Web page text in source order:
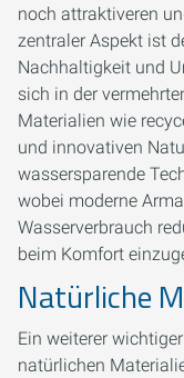
noch attraktiveren
zentraler Aspekt ist
Nachhaltigkeit und
sich in der
Materialien wie
und innovativen
wassersparende
wobei moderne
Wasserverbrauch
beim Komfort
Natürliche
Ein weiterer
natürlichen